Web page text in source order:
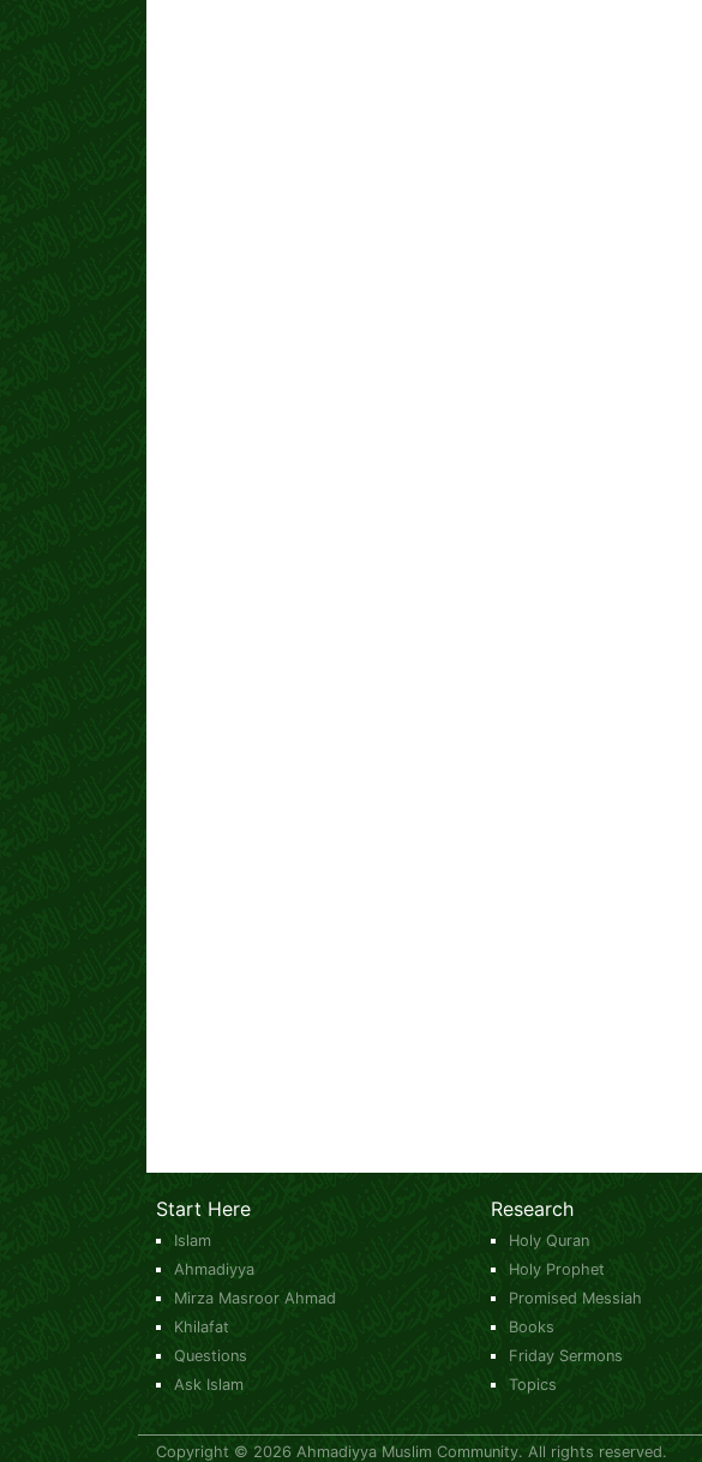
Start Here
Islam
Ahmadiyya
Mirza Masroor Ahmad
Khilafat
Questions
Ask Islam
Research
Holy Quran
Holy Prophet
Promised Messiah
Books
Friday Sermons
Topics
Copyright © 2026 Ahmadiyya Muslim Community. All rights reserved.